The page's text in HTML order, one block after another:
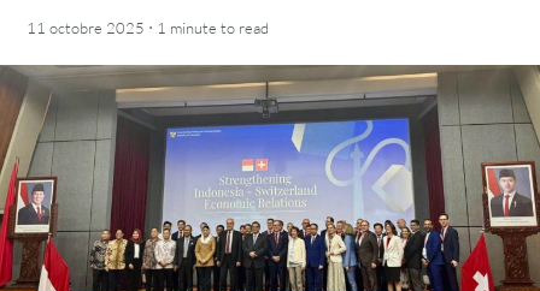
11 octobre 2025 · 1 minute to read